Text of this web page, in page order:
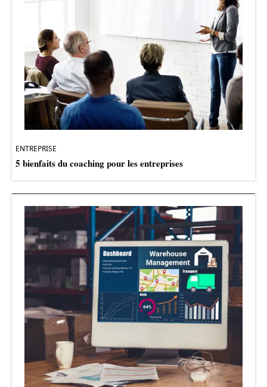
ENTREPRISE
5 bienfaits du coaching pour les entreprises